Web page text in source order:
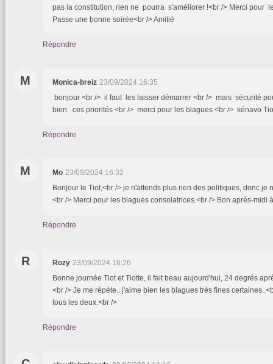
pas la constitution, rien ne pourra s'améliorer !<br /> Merci pour
Passe une bonne soirée<br /> Amitié
Répondre
M Monica-breiz 23/09/2024 16:35
bonjour <br /> il faut les laisser démarrer <br /> mais sécurité
bien ces priorités <br /> merci pour les blagues <br /> kénavo
Répondre
M Mo 23/09/2024 16:32
Bonjour le Tiot,<br /> je n'attends plus rien des politiques, donc je
<br /> Merci pour les blagues consolatrices.<br /> Bon après-midi
Répondre
R Rozy 23/09/2024 16:26
Bonne journée Tiot et Tiotte, il fait beau aujourd'hui, 24 degrés
<br /> Je me répète.. j'aime bien les blagues très fines
tous les deux.<br />
Répondre